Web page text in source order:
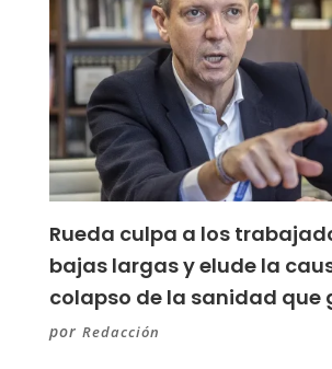
Rueda culpa a los
bajas largas y elude la
colapso de la sanidad que
por Redacción